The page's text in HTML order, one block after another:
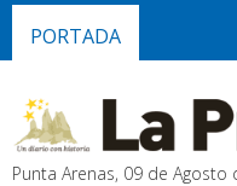
PORTADA
Punta Arenas, 09 de Agosto